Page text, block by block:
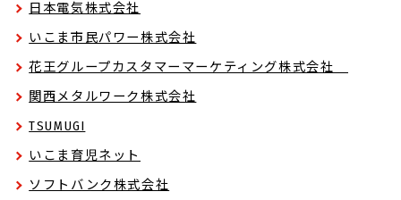
日本電気株式会社
いこま市民パワー株式会社
花王グループカスタマーマーケティング株式会社
関西メタルワーク株式会社
TSUMUGI
いこま育児ネット
ソフトバンク株式会社